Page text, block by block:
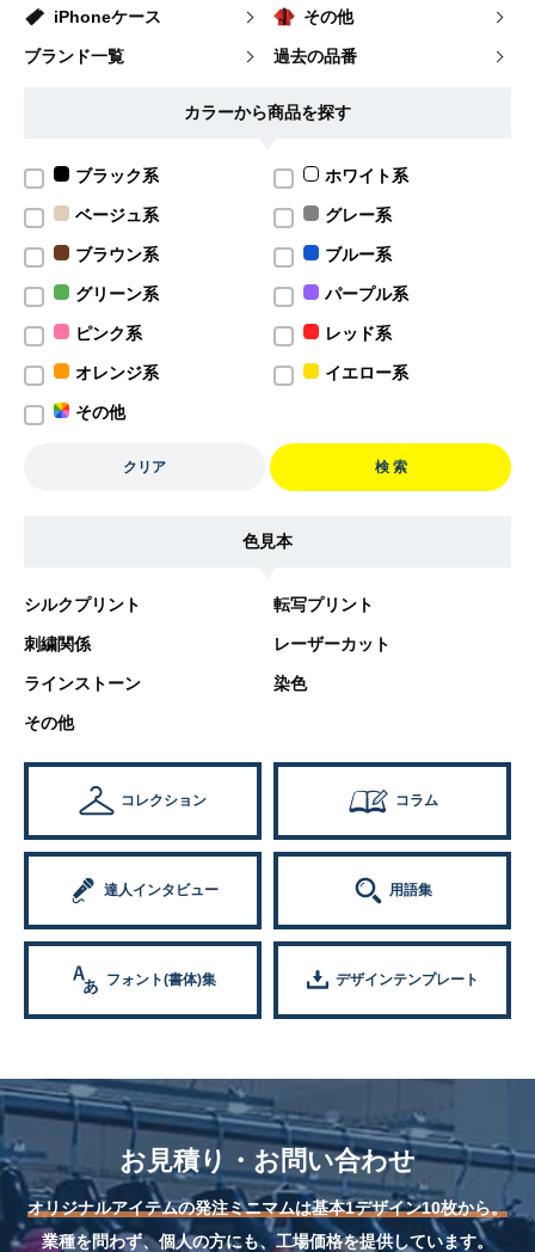
iPhoneケース その他
ブランド一覧 過去の品番
カラーから商品を探す
ブラック系 ホワイト系
ベージュ系 グレー系
ブラウン系 ブルー系
グリーン系 パープル系
ピンク系 レッド系
オレンジ系 イエロー系
その他
クリア 検 索
色見本
シルクプリント 転写プリント
刺繍関係 レーザーカット
ラインストーン 染色
その他
コレクション コラム
達人インタビュー 用語集
フォント(書体)集 デザインテンプレート
お見積り・お問い合わせ
オリジナルアイテムの発注ミニマムは基本1デザイン10枚から。
業種を問わず、個人の方にも、工場価格を提供しています。